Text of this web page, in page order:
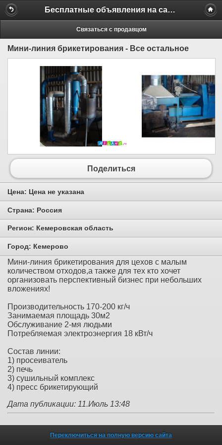
Бесплатные объявления на сайте MILAMO.ru
Связаться с продавцом
Мини-линия брикетирования - Все остальное
Поделиться
Цена: Цена не указана
Страна: Россия
Регион: Кемеровская область
Город: Кемерово
Мини-линия брикетирования для цехов с малым
количеством отходов,а также для тех кто хочет
организовать перспективный бизнес при небольших
вложениях!
Производительность 170-200 кг/ч
Занимаемая площадь 30м2
Обслуживание 2-мя людьми
Потребляемая электроэнергия 18 кВт/ч
Состав линии:
1) просеиватель
2) печь
3) сушильный комплекс
4) пресс брикетирующий
Дата публикации: 11.Июль 13:48
Переключиться на полную версию сайта